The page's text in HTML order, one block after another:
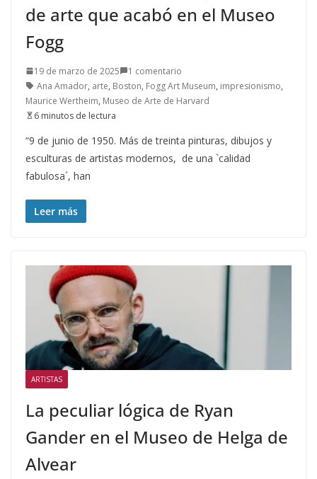
de arte que acabó en el Museo
Fogg
19 de marzo de 2025
1 comentario
Ana Amador, arte, Boston, Fogg Art Museum, impresionismo,
Maurice Wertheim, Museo de Arte de Harvard
6 minutos de lectura
“9 de junio de 1950. Más de treinta pinturas, dibujos y
esculturas de artistas modernos, de una `calidad
fabulosa´, han
Leer más
ARTISTAS
La peculiar lógica de Ryan
Gander en el Museo de Helga de
Alvear